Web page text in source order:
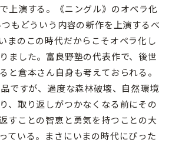
上演する。《ニングル》のオペラ化
もどういう内容の新作を上演するべ
まのこの時代だからこそオペラ化し
ました。富良野塾の代表作で、後世
と倉本さん自身も考えておられる。
ですが、過度な森林破壊、自然環境
、取り返しがつかなくなる前にその
すことの智恵と勇気を持つことの大
ている。まさにいまの時代にぴった